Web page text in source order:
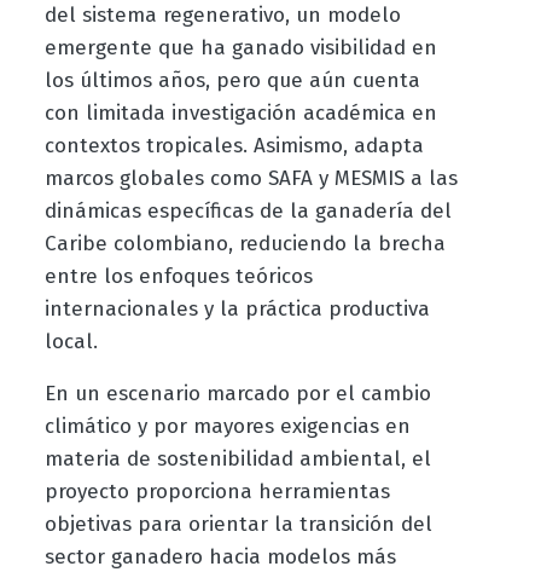
del sistema regenerativo, un modelo
emergente que ha ganado visibilidad en
los últimos años, pero que aún cuenta
con limitada investigación académica en
contextos tropicales. Asimismo, adapta
marcos globales como SAFA y MESMIS a las
dinámicas específicas de la ganadería del
Caribe colombiano, reduciendo la brecha
entre los enfoques teóricos
internacionales y la práctica productiva
local.
En un escenario marcado por el cambio
climático y por mayores exigencias en
materia de sostenibilidad ambiental, el
proyecto proporciona herramientas
objetivas para orientar la transición del
sector ganadero hacia modelos más